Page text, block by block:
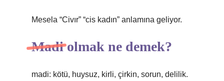
Mesela “Civır” “cis kadın” anlamına geliyor.
Madi olmak ne demek?
madi: kötü, huysuz, kirli, çirkin, sorun, delilik.